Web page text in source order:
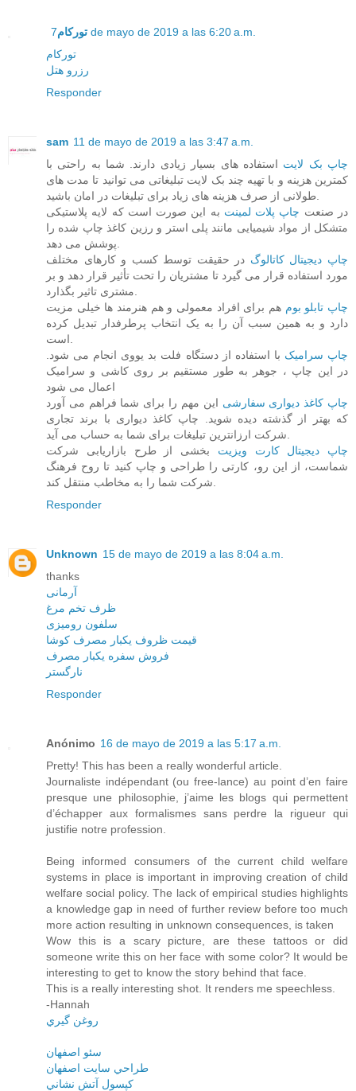
تورکام 7 de mayo de 2019 a las 6:20 a.m.
تورکام
رزرو هتل
Responder
sam 11 de mayo de 2019 a las 3:47 a.m.
چاپ بک لایت استفاده های بسیار زیادی دارند. شما به راحتی با
کمترین هزینه و با تهیه چند بک لایت تبلیغاتی می توانید تا مدت های
در صنعت چاپ پلات لمینت به این صورت است که لایه پلاستیکی
متشکل از مواد شیمیایی مانند پلی استر و رزین کاغذ چاپ شده را
چاپ دیجیتال کاتالوگ در حقیقت توسط کسب و کارهای مختلف
مورد استفاده قرار می گیرد تا مشتریان را تحت تأثیر قرار دهد و بر
چاپ تابلو بوم هم برای افراد معمولی و هم هنرمند ها خیلی مزیت
دارد و به همین سبب آن را به یک انتخاب پرطرفدار تبدیل کرده
چاپ سرامیک با استفاده از دستگاه فلت بد یووی انجام می شود.
در این چاپ ، جوهر به طور مستقیم بر روی کاشی و سرامیک
اعمال می شود
چاپ کاغذ دیواری سفارشی این مهم را برای شما فراهم می آورد
که بهتر از گذشته دیده شوید. چاپ کاغذ دیواری با برند تجاری
چاپ دیجیتال کارت ویزیت بخشی از طرح بازاریابی شرکت
شماست، از این رو، کارتی را طراحی و چاپ کنید تا روح فرهنگ
Responder
Unknown 15 de mayo de 2019 a las 8:04 a.m.
thanks
آرمانی
ظرف تخم مرغ
سلفون رومیزی
قیمت ظروف یکبار مصرف کوشا
فروش سفره یکبار مصرف
نارگستر
Responder
Anónimo 16 de mayo de 2019 a las 5:17 a.m.
Pretty! This has been a really wonderful article.
Journaliste indépendant (ou free-lance) au point d’en faire
presque une philosophie, j’aime les blogs qui permettent
d’échapper aux formalismes sans perdre la rigueur qui
justifie notre profession.
Being informed consumers of the current child welfare
systems in place is important in improving creation of child
welfare social policy. The lack of empirical studies highlights
a knowledge gap in need of further review before too much
more action resulting in unknown consequences, is taken
Wow this is a scary picture, are these tattoos or did
someone write this on her face with some color? It would be
interesting to get to know the story behind that face.
This is a really interesting shot. It renders me speechless.
-Hannah
روغن گيري
سئو اصفهان
طراحي سايت اصفهان
کپسول آتش نشاني